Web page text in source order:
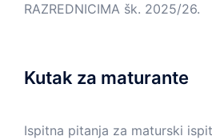
RAZREDNICIMA šk. 2025/26.
Kutak za maturante
Ispitna pitanja za maturski